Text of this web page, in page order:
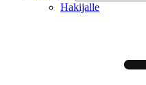
Hakijalle